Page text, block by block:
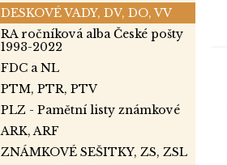
DESKOVÉ VADY, DV, DO, VV
RA ročníková alba České pošty
1993-2022
FDC a NL
PTM, PTR, PTV
PLZ - Pamětní listy známkové
ARK, ARF
ZNÁMKOVÉ SEŠITKY, ZS, ZSL